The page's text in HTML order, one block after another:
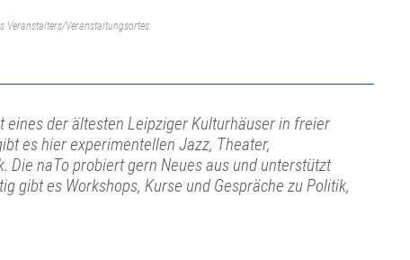
Veranstalters/Veranstaltungsortes.
eines der ältesten Leipziger Kulturhäuser in freier
es hier experimentellen Jazz, Theater,
Die naTo probiert gern Neues aus und unterstützt
gibt es Workshops, Kurse und Gespräche zu Politik,